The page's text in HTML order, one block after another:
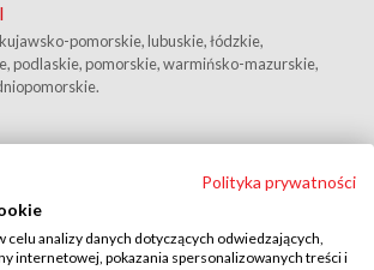
pomorskie, lubuskie, łódzkie,
podlaskie, pomorskie, warmińsko-mazurskie,
Polityka prywatności
celu analizy danych dotyczących odwiedzających,
internetowej, pokazania spersonalizowanych treści i